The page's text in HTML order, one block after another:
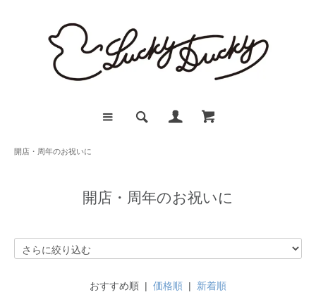
開店・周年のお祝いに
開店・周年のお祝いに
おすすめ順 | 価格順 | 新着順